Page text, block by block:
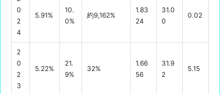
0
2
4
5.91%
10.
0%
約9,162%
1.83
24
31.0
0
0.02
2
0
2
3
5.22%
21.
9%
32%
1.66
56
31.9
2
5.15